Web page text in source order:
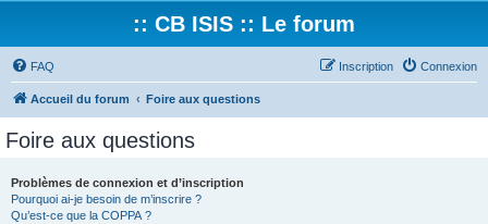
:: CB ISIS :: Le forum
FAQ Connexion
Inscription
Accueil du forum Foire aux questions
Foire aux questions
Problèmes de connexion et d’inscription
Pourquoi ai-je besoin de m’inscrire ?
Qu’est-ce que la COPPA ?